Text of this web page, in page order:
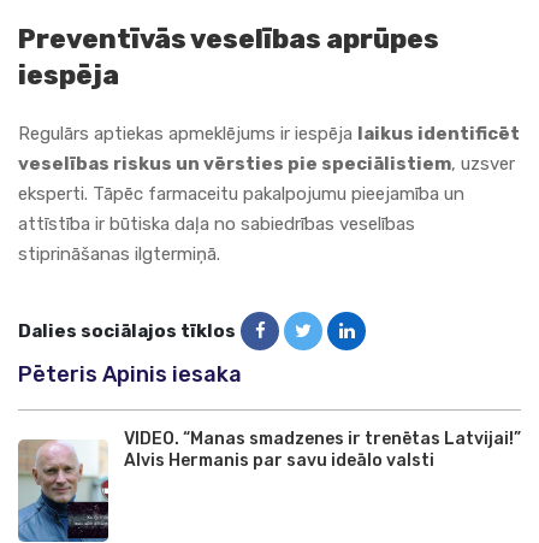
Preventīvās veselības aprūpes
iespēja
Regulārs aptiekas apmeklējums ir iespēja laikus identificēt
veselības riskus un vērsties pie speciālistiem, uzsver
eksperti. Tāpēc farmaceitu pakalpojumu pieejamība un
attīstība ir būtiska daļa no sabiedrības veselības
stiprināšanas ilgtermiņā.
Dalies sociālajos tīklos
Pēteris Apinis iesaka
VIDEO. “Manas smadzenes ir trenētas Latvijai!”
Alvis Hermanis par savu ideālo valsti